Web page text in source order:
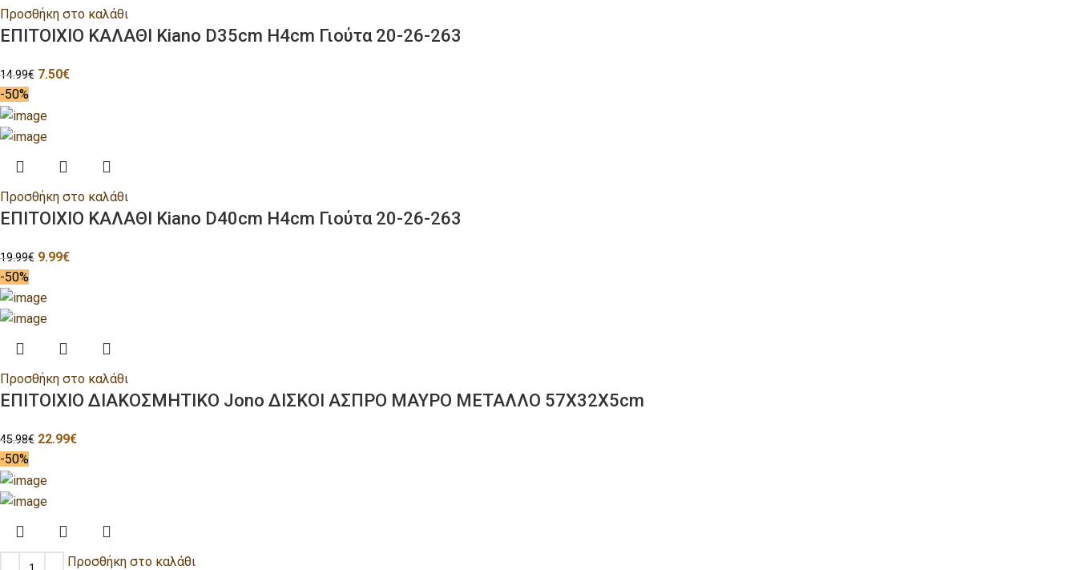
Προσθήκη στο καλάθι
ΕΠΙΤΟΙΧΙΟ ΚΑΛΑΘΙ Kiano D35cm H4cm Γιούτα 20-26-263
14.99€ 7.50€
-50%
Προσθήκη στο καλάθι
ΕΠΙΤΟΙΧΙΟ ΚΑΛΑΘΙ Kiano D40cm H4cm Γιούτα 20-26-263
19.99€ 9.99€
-50%
Προσθήκη στο καλάθι
ΕΠΙΤΟΙΧΙΟ ΔΙΑΚΟΣΜΗΤΙΚΟ Jono ΔΙΣΚΟΙ ΑΣΠΡΟ ΜΑΥΡΟ ΜΕΤΑΛΛΟ 57Χ32Χ5cm
45.98€ 22.99€
-50%
Προσθήκη στο καλάθι